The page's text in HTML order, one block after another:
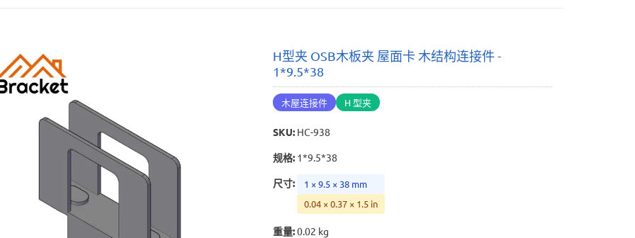
H型夹 OSB木板夹 屋面卡 木结构连接件 -
1*9.5*38
木屋连接件 H 型夹
SKU: HC-938
规格: 1*9.5*38
尺寸:
1 × 9.5 × 38 mm
0.04 × 0.37 × 1.5 in
重量:0.02 kg